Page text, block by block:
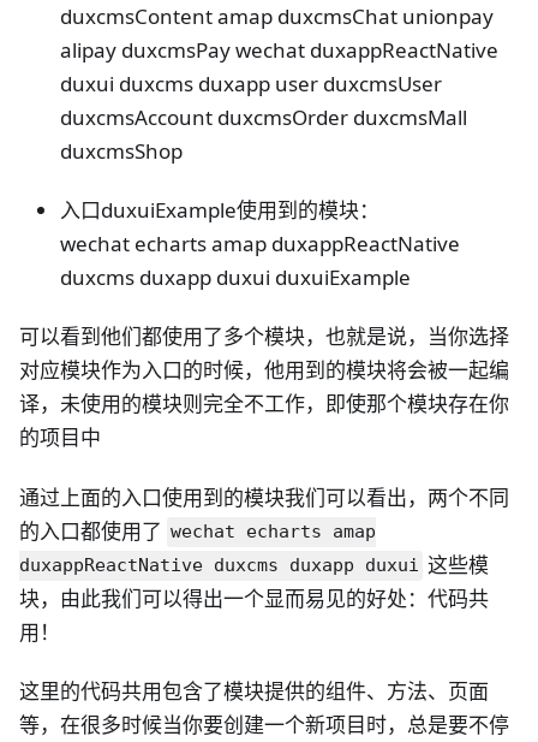
duxcmsContent amap duxcmsChat unionpay
alipay duxcmsPay wechat duxappReactNative
duxui duxcms duxapp user duxcmsUser
duxcmsAccount duxcmsOrder duxcmsMall
duxcmsShop
入口duxuiExample使用到的模块：
wechat echarts amap duxappReactNative
duxcms duxapp duxui duxuiExample
可以看到他们都使用了多个模块，也就是说，当你选择
对应模块作为入口的时候，他用到的模块将会被一起编
译，未使用的模块则完全不工作，即使那个模块存在你
的项目中
通过上面的入口使用到的模块我们可以看出，两个不同
的入口都使用了 wechat echarts amap
duxappReactNative duxcms duxapp duxui 这些模
块，由此我们可以得出一个显而易见的好处：代码共
用！
这里的代码共用包含了模块提供的组件、方法、页面
等，在很多时候当你要创建一个新项目时，总是要不停